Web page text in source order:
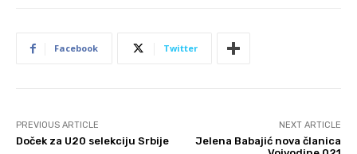
Facebook Twitter
PREVIOUS ARTICLE
Doček za U20 selekciju Srbije
NEXT ARTICLE
Jelena Babajić nova članica